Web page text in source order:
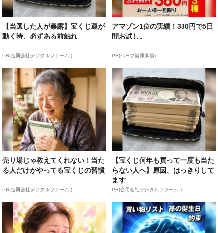
【当選した人が暴露】宝くじ運が
動く時、必ずある前触れ
PR(合同会社デジタルファーム )
アマゾン1位の実績！380円で5日
間お試し。
PR(ハーブ健康本舗)
売り場じゃ教えてくれない！当た
る人だけがやってる宝くじの習慣
PR(合同会社デジタルファーム )
【宝くじ何年も買って一度も当た
らない人へ】原因、はっきりして
ます
PR(合同会社デジタルファーム )